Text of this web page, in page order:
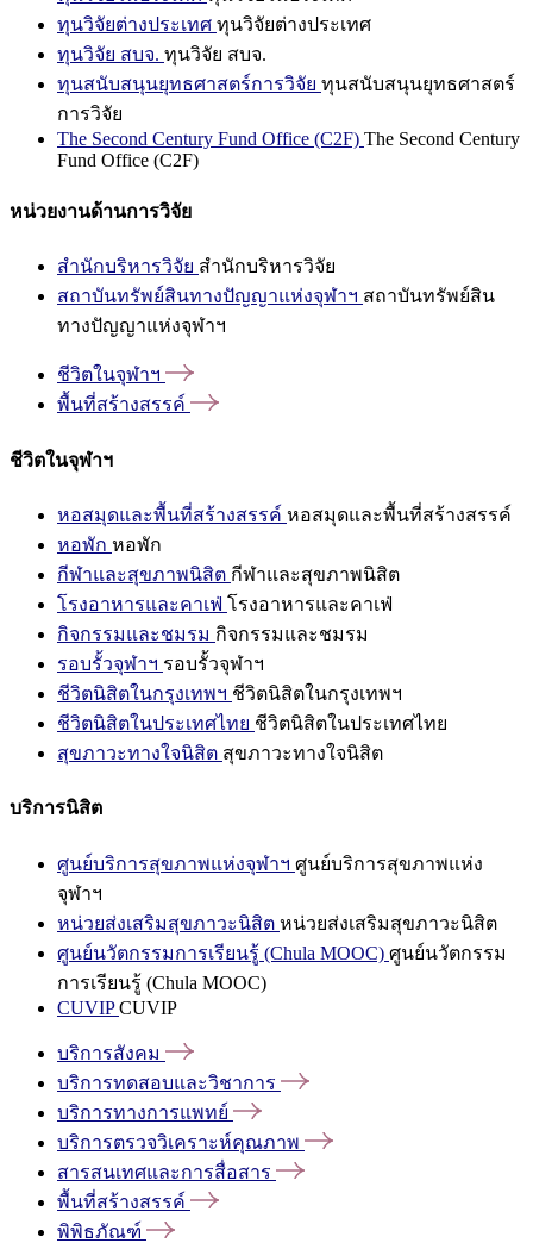
ทุนวิจัยต่างประเทศ ทุนวิจัยต่างประเทศ
ทุนวิจัย สบจ. ทุนวิจัย สบจ.
ทุนสนับสนุนยุทธศาสตร์การวิจัย ทุนสนับสนุนยุทธศาสตร์
การวิจัย
The Second Century Fund Office (C2F) The Second Century
Fund Office (C2F)
หน่วยงานด้านการวิจัย
สำนักบริหารวิจัย สำนักบริหารวิจัย
สถาบันทรัพย์สินทางปัญญาแห่งจุฬาฯ สถาบันทรัพย์สิน
ทางปัญญาแห่งจุฬาฯ
ชีวิตในจุฬาฯ
พื้นที่สร้างสรรค์
ชีวิตในจุฬาฯ
หอสมุดและพื้นที่สร้างสรรค์ หอสมุดและพื้นที่สร้างสรรค์
หอพัก หอพัก
กีฬาและสุขภาพนิสิต กีฬาและสุขภาพนิสิต
โรงอาหารและคาเฟ่ โรงอาหารและคาเฟ่
กิจกรรมและชมรม กิจกรรมและชมรม
รอบรั้วจุฬาฯ รอบรั้วจุฬาฯ
ชีวิตนิสิตในกรุงเทพฯ ชีวิตนิสิตในกรุงเทพฯ
ชีวิตนิสิตในประเทศไทย ชีวิตนิสิตในประเทศไทย
สุขภาวะทางใจนิสิต สุขภาวะทางใจนิสิต
บริการนิสิต
ศูนย์บริการสุขภาพแห่งจุฬาฯ ศูนย์บริการสุขภาพแห่ง
จุฬาฯ
หน่วยส่งเสริมสุขภาวะนิสิต หน่วยส่งเสริมสุขภาวะนิสิต
ศูนย์นวัตกรรมการเรียนรู้ (Chula MOOC) ศูนย์นวัตกรรม
การเรียนรู้ (Chula MOOC)
CUVIPCUVIP
บริการสังคม
บริการทดสอบและวิชาการ
บริการทางการแพทย์
บริการตรวจวิเคราะห์คุณภาพ
สารสนเทศและการสื่อสาร
พื้นที่สร้างสรรค์
พิพิธภัณฑ์